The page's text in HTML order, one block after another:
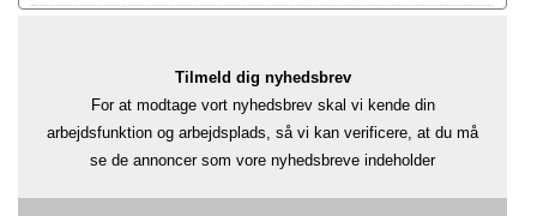
Tilmeld dig nyhedsbrev
For at modtage vort nyhedsbrev skal vi kende din
arbejdsfunktion og arbejdsplads, så vi kan verificere, at du må
se de annoncer som vore nyhedsbreve indeholder